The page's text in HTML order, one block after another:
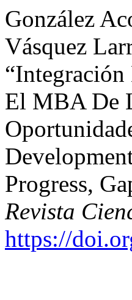
González
Vásquez
El MBA De
Progress,
Revista
https://